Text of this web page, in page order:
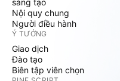
sáng tạo
Nội quy chung
Người điều hành
Ý TƯỞNG
Giao dịch
Đào tạo
Biên tập viên chọn